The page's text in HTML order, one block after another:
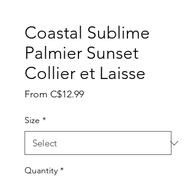
Coastal Sublime
Palmier Sunset
Collier et Laisse
From C$12.99Sale
Size *
Quantity *